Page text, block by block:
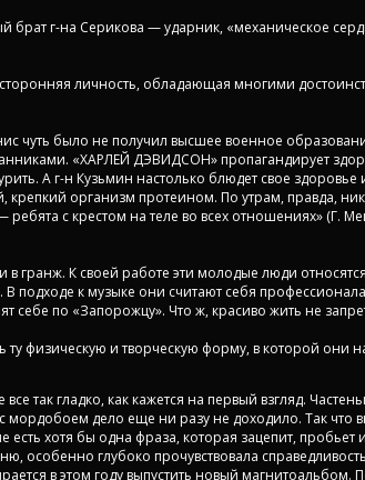
г-на Серикова — ударник, «механическое
личность, обладающая многими
чуть было не получил высшее военное
«ХАРЛЕЙ ДЭВИДСОН» пропагандирует
А г-н Кузьмин настолько блюдет свое здоровье
организм протеином. По утрам, правда,
с крестом на теле во всех отношениях» (Г.
К своей работе эти молодые люди
подходе к музыке они считают себя
себе по «Запорожцу». Что ж, красиво жить не
физическую и творческую форму, в которой они
так гладко, как кажется на первый взгляд.
дело еще ни разу не доходило. Так что
хотя бы одна фраза, которая зацепит, пробьет и
глубоко прочувствовала справедливость
в этом году выпустить новый